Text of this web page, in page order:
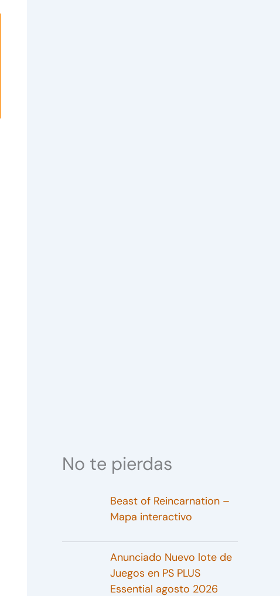
No te pierdas
Beast of Reincarnation –
Mapa interactivo
Anunciado Nuevo lote de
Juegos en PS PLUS
Essential agosto 2026